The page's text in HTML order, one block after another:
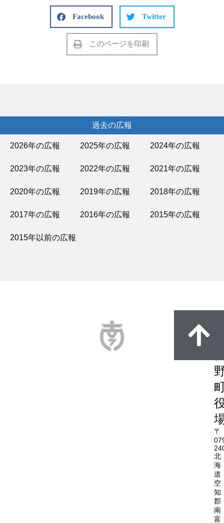
Facebook Twitter
このページを印刷
過去の広報
2026年の広報 2025年の広報 2024年の広報
2023年の広報 2022年の広報 2021年の広報
2020年の広報 2019年の広報 2018年の広報
2017年の広報 2016年の広報 2015年の広報
2015年以前の広報
〒
北
海
道
空
知
郡
南
富